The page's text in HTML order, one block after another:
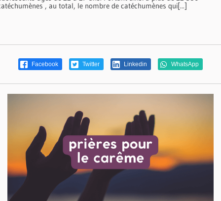
, au total, le nombre de catéchumènes qui[...]
Facebook Twitter Linkedin WhatsApp